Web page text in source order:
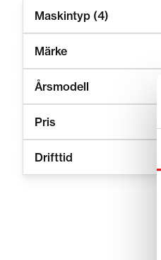
Maskintyp (4)
Märke
Årsmodell
Pris
Drifttid